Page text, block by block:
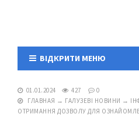
ВІДКРИТИ МЕНЮ
01.01.2024 427
0
ГЛАВНАЯ → ГАЛУЗЕВІ НОВИНИ →
ОТРИМАННЯ ДОЗВОЛУ ДЛЯ